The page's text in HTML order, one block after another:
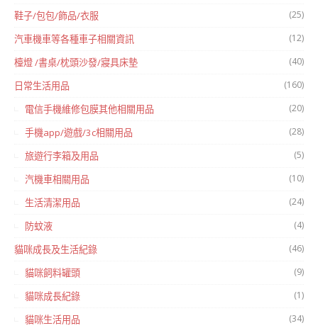
鞋子/包包/飾品/衣服 (25)
汽車機車等各種車子相關資訊 (12)
檯燈 /書桌/枕頭沙發/寢具床墊 (40)
日常生活用品 (160)
電信手機維修包膜其他相關用品 (20)
手機app/遊戲/3c相關用品 (28)
旅遊行李箱及用品 (5)
汽機車相關用品 (10)
生活清潔用品 (24)
防蚊液 (4)
貓咪成長及生活紀錄 (46)
貓咪飼料罐頭 (9)
貓咪成長紀錄 (1)
貓咪生活用品 (34)